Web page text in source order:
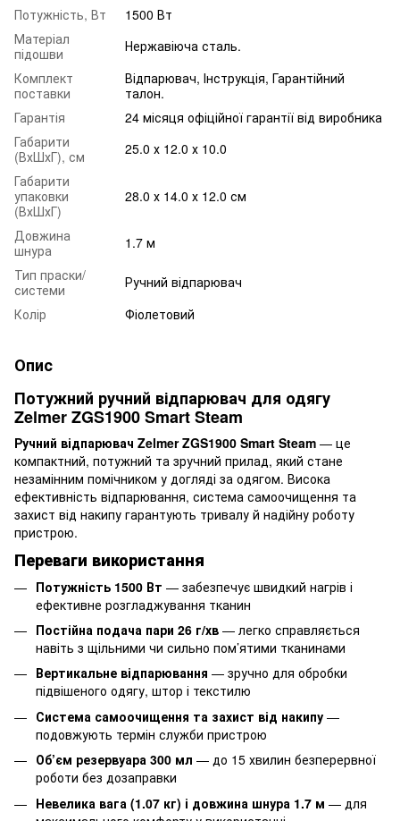
Потужність, Вт
1500 Вт
Матеріал
підошви
Нержавіюча сталь.
Комплект
поставки
Відпарювач, Інструкція, Гарантійний
талон.
Гарантія
24 місяця офіційної гарантії від виробника
Габарити
(ВхШхГ), см
25.0 х 12.0 х 10.0
Габарити
упаковки
(ВхШхГ)
28.0 х 14.0 х 12.0 см
Довжина
шнура
1.7 м
Тип праски/
системи
Ручний відпарювач
Колір
Фіолетовий
Опис
Потужний ручний відпарювач для одягу
Zelmer ZGS1900 Smart Steam
Ручний відпарювач Zelmer ZGS1900 Smart Steam — це
компактний, потужний та зручний прилад, який стане
незамінним помічником у догляді за одягом. Висока
ефективність відпарювання, система самоочищення та
захист від накипу гарантують тривалу й надійну роботу
пристрою.
Переваги використання
Потужність 1500 Вт — забезпечує швидкий нагрів і
ефективне розгладжування тканин
Постійна подача пари 26 г/хв — легко справляється
навіть з щільними чи сильно пом’ятими тканинами
Вертикальне відпарювання — зручно для обробки
підвішеного одягу, штор і текстилю
Система самоочищення та захист від накипу —
подовжують термін служби пристрою
Об’єм резервуара 300 мл — до 15 хвилин безперервної
роботи без дозаправки
Невелика вага (1.07 кг) і довжина шнура 1.7 м — для